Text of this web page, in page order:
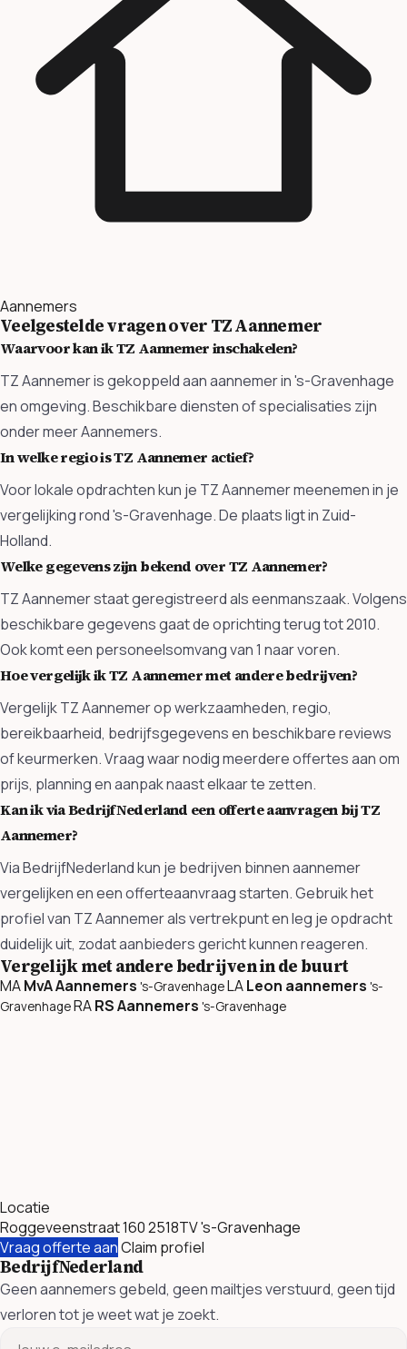
Aannemers
Veelgestelde vragen over TZ Aannemer
Waarvoor kan ik TZ Aannemer inschakelen?
TZ Aannemer is gekoppeld aan aannemer in 's-Gravenhage
en omgeving. Beschikbare diensten of specialisaties zijn
onder meer Aannemers.
In welke regio is TZ Aannemer actief?
Voor lokale opdrachten kun je TZ Aannemer meenemen in je
vergelijking rond 's-Gravenhage. De plaats ligt in Zuid-
Holland.
Welke gegevens zijn bekend over TZ Aannemer?
TZ Aannemer staat geregistreerd als eenmanszaak. Volgens
beschikbare gegevens gaat de oprichting terug tot 2010.
Ook komt een personeelsomvang van 1 naar voren.
Hoe vergelijk ik TZ Aannemer met andere bedrijven?
Vergelijk TZ Aannemer op werkzaamheden, regio,
bereikbaarheid, bedrijfsgegevens en beschikbare reviews
of keurmerken. Vraag waar nodig meerdere offertes aan om
prijs, planning en aanpak naast elkaar te zetten.
Kan ik via BedrijfNederland een offerte aanvragen bij TZ
Aannemer?
Via BedrijfNederland kun je bedrijven binnen aannemer
vergelijken en een offerteaanvraag starten. Gebruik het
profiel van TZ Aannemer als vertrekpunt en leg je opdracht
duidelijk uit, zodat aanbieders gericht kunnen reageren.
Vergelijk met andere bedrijven in de buurt
MAMvA Aannemers 's-GravenhageLALeon aannemers 's-
GravenhageRARS Aannemers 's-Gravenhage
Locatie
Roggeveenstraat 160 2518TV 's-Gravenhage
Vraag offerte aanClaim profiel
BedrijfNederland
Geen aannemers gebeld, geen mailtjes verstuurd, geen tijd
verloren tot je weet wat je zoekt.